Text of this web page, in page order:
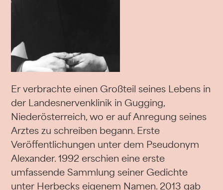
Er verbrachte einen Großteil seines Lebens in
der Landesnervenklinik in Gugging,
Niederösterreich, wo er auf Anregung seines
Arztes zu schreiben begann. Erste
Veröffentlichungen unter dem Pseudonym
Alexander. 1992 erschien eine erste
umfassende Sammlung seiner Gedichte
unter Herbecks eigenem Namen. 2013 gab